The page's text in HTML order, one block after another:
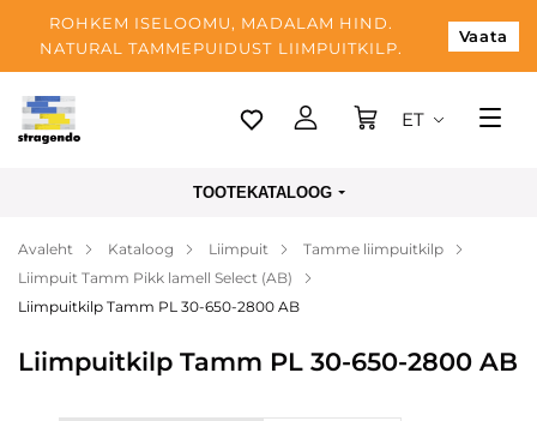
ROHKEM ISELOOMU, MADALAM HIND.
NATURAL TAMMEPUIDUST LIIMPUITKILP.
Vaata
Tallinn
Makse
Meist
ET
TOOTEKATALOOG
Avaleht Kataloog Liimpuit
Tamme liimpuitkilp
Liimpuit Tamm Pikk lamell Select (AB)
Liimpuitkilp Tamm PL 30-650-2800 AB
Liimpuitkilp Tamm PL 30-650-2800 AB